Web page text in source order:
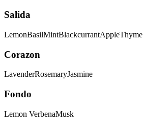
Salida
LemonBasilMintBlackcurrantAppleThyme
Corazon
LavenderRosemaryJasmine
Fondo
Lemon VerbenaMusk